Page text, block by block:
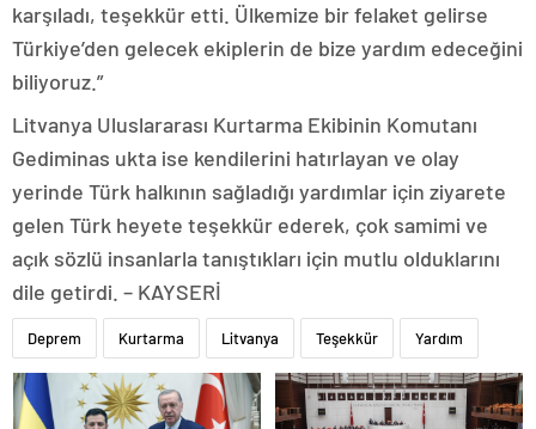
karşıladı, teşekkür etti. Ülkemize bir felaket gelirse
Türkiye’den gelecek ekiplerin de bize yardım edeceğini
biliyoruz.”
Litvanya Uluslararası Kurtarma Ekibinin Komutanı
Gediminas ukta ise kendilerini hatırlayan ve olay
yerinde Türk halkının sağladığı yardımlar için ziyarete
gelen Türk heyete teşekkür ederek, çok samimi ve
açık sözlü insanlarla tanıştıkları için mutlu olduklarını
dile getirdi. – KAYSERİ
Deprem Kurtarma Litvanya Teşekkür Yardım